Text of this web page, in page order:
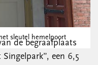
sleutel hemelpoort
de begraafplaats
een 6,5